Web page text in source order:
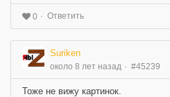
0 Ответить
Suriken
около 8 лет назад #45239
Тоже не вижу картинок.